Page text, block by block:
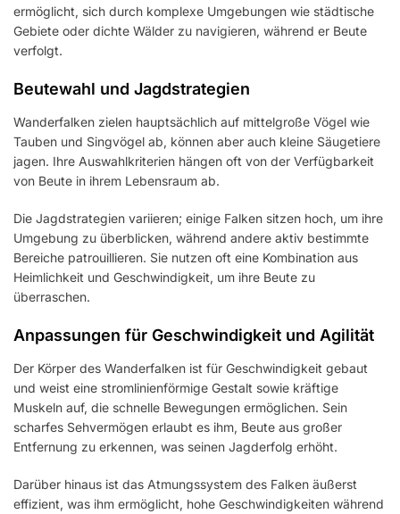
ermöglicht, sich durch komplexe Umgebungen wie städtische
Gebiete oder dichte Wälder zu navigieren, während er Beute
verfolgt.
Beutewahl und Jagdstrategien
Wanderfalken zielen hauptsächlich auf mittelgroße Vögel wie
Tauben und Singvögel ab, können aber auch kleine Säugetiere
jagen. Ihre Auswahlkriterien hängen oft von der Verfügbarkeit
von Beute in ihrem Lebensraum ab.
Die Jagdstrategien variieren; einige Falken sitzen hoch, um ihre
Umgebung zu überblicken, während andere aktiv bestimmte
Bereiche patrouillieren. Sie nutzen oft eine Kombination aus
Heimlichkeit und Geschwindigkeit, um ihre Beute zu
überraschen.
Anpassungen für Geschwindigkeit und Agilität
Der Körper des Wanderfalken ist für Geschwindigkeit gebaut
und weist eine stromlinienförmige Gestalt sowie kräftige
Muskeln auf, die schnelle Bewegungen ermöglichen. Sein
scharfes Sehvermögen erlaubt es ihm, Beute aus großer
Entfernung zu erkennen, was seinen Jagderfolg erhöht.
Darüber hinaus ist das Atmungssystem des Falken äußerst
effizient, was ihm ermöglicht, hohe Geschwindigkeiten während